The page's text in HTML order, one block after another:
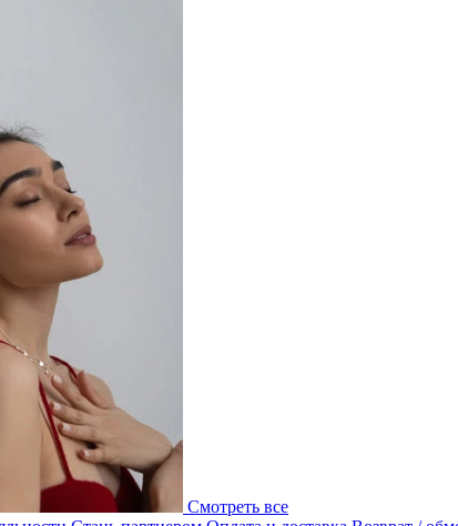
Смотреть все